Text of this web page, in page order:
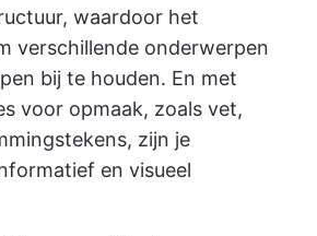
waardoor het
verschillende onderwerpen
bij te houden. En met
voor opmaak, zoals vet,
zijn je
en visueel